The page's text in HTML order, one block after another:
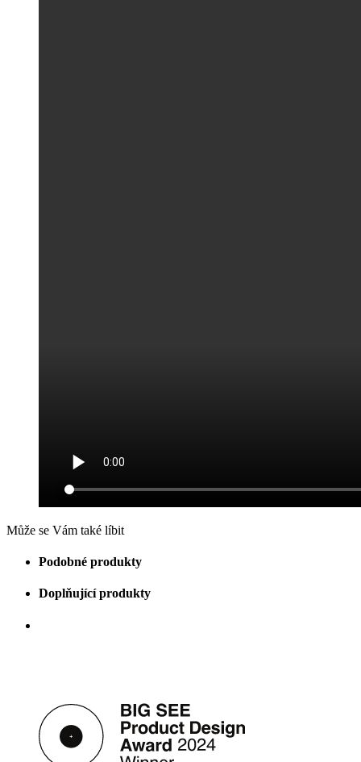
Může se Vám také líbit
Podobné produkty
Doplňující produkty